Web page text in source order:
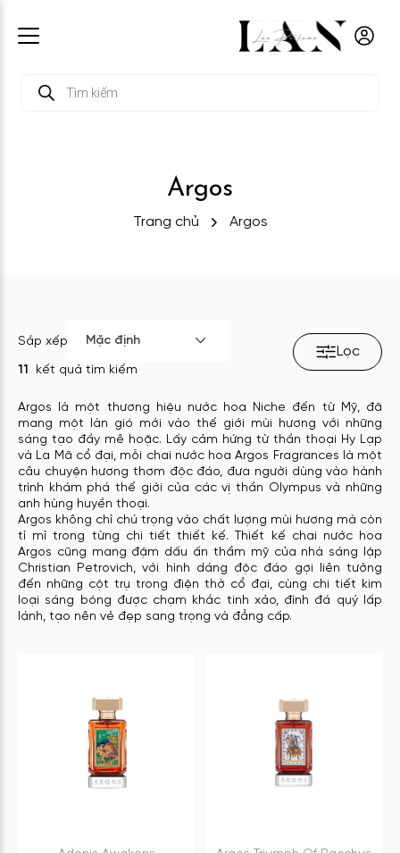
kiếm
Argos
Trang chủ Argos
Lọc
Sắp xếp Mặc định
11 kết quả tìm kiếm
Argos là một thương hiệu nước hoa Niche đến từ Mỹ, đã
mang một làn gió mới vào thế giới mùi hương với những
sáng tạo đầy mê hoặc. Lấy cảm hứng từ thần thoại Hy Lạp
và La Mã cổ đại, mỗi chai nước hoa Argos Fragrances là một
câu chuyện hương thơm độc đáo, đưa người dùng vào hành
trình khám phá thế giới của các vị thần Olympus và những
anh hùng huyền thoại.
Argos không chỉ chú trọng vào chất lượng mùi hương mà còn
tỉ mỉ trong từng chi tiết thiết kế. Thiết kế chai nước hoa
Argos cũng mang đậm dấu ấn thẩm mỹ của nhà sáng lập
Christian Petrovich, với hình dáng độc đáo gợi liên tưởng
đến những cột trụ trong điện thờ cổ đại, cùng chi tiết kim
loại sáng bóng được chạm khắc tinh xảo, đính đá quý lấp
lánh, tạo nên vẻ đẹp sang trọng và đẳng cấp.